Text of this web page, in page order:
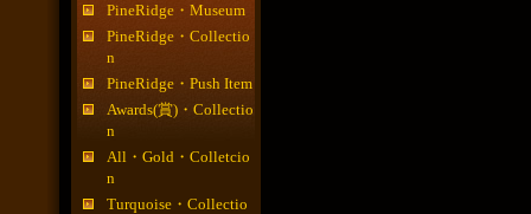
PineRidge・Museum
PineRidge・Collectio
n
PineRidge・Push Item
Awards(賞)・Collectio
n
All・Gold・Colletcio
n
Turquoise・Collectio